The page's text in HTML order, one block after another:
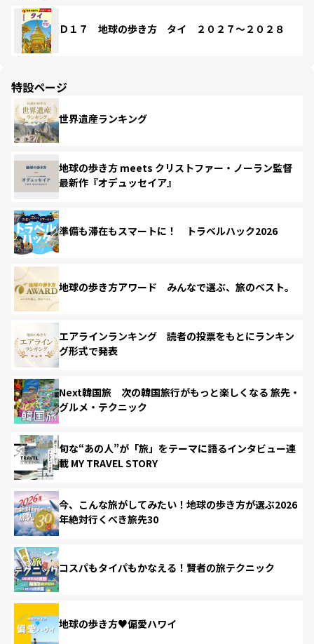
Ｄ１７ 地球の歩き方 タイ ２０２７～２０２８
特設ページ
世界遺産ランキング
地球の歩き方 meets クリストファー・ノーラン監督
最新作『オデュッセイア』
準備も滞在もスマートに！ トラベルハック2026
地球の歩き方アワード みんなで選ぶ、旅のベスト。
エアラインランキング 読者の投票をもとにランキン
グ形式で発表
Next韓国旅 次の韓国旅行がもっと楽しくなる 旅先・
グルメ・テクニック
旬な“あの人”が「旅」をテーマに語るインタビュー連
載 MY TRAVEL STORY
今、こんな旅がしてみたい！地球の歩き方が選ぶ2026
年絶対行くべき旅先30
コスパもタイパもかなえる！賢者の旅テクニック
地球の歩き方♥偏愛ハワイ